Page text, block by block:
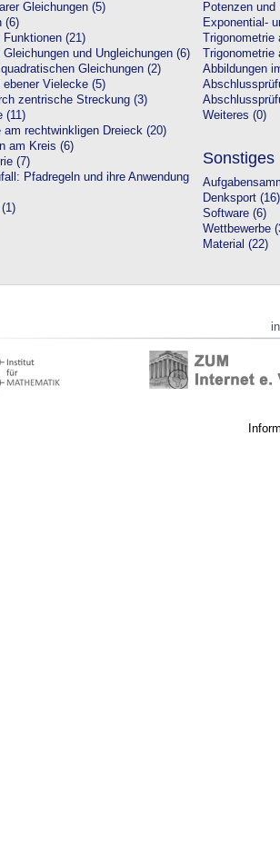
Gleichungen (5)
(6)
(21)
und Ungleichungen (6)
Gleichungen (2)
ebener Vielecke (5)
zentrische Streckung (3)
(11)
am rechtwinkligen Dreieck (20)
am Kreis (6)
(7)
Pfadregeln und ihre Anwendung
Potenzen
Exponential-
Abbildungen
Weiteres (0)
Sonstiges
Denksport (16)
Software (6)
Wettbewerbe
Material (22)